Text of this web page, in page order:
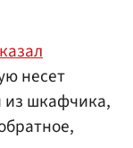
несет
из шкафчика,